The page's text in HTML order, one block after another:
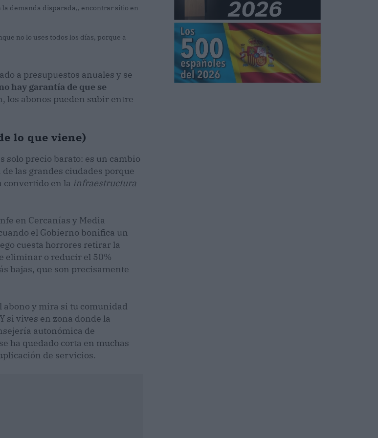
la demanda disparada,, encontrar sitio en
no lo uses todos los días, porque a
a presupuestos anuales y se
hay garantía de que se
los abonos pueden subir entre
lo que viene)
solo precio barato: es un cambio
las grandes ciudades porque
convertido en la infraestructura
en Cercanías y Media
el Gobierno bonifica un
cuesta horrores retirar la
eliminar o reducir el 50%
bajas, que son precisamente
abono y mira si tu comunidad
si vives en zona donde la
autonómica de
ha quedado corta en muchas
de servicios.